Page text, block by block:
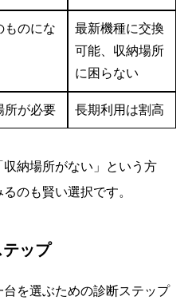
ものにな
最新機種に交換
可能、収納場所
に困らない
所が必要 長期利用は割高
収納場所がない」という方
のも賢い選択です。
ップ
を選ぶための診断ステップ